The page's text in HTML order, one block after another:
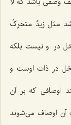
مثل زیدٌ متحرکُ
در او نیست بلکه
در ذات اوست و
اوصافی که بر آن
آن اوصاف می‌شوند